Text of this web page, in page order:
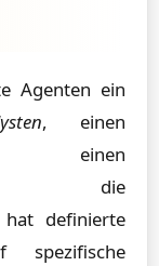
Agenten ein
, einen
die
hat definierte